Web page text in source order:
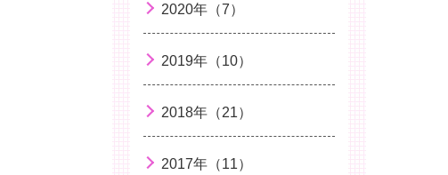
2020年（7）
2019年（10）
2018年（21）
2017年（11）